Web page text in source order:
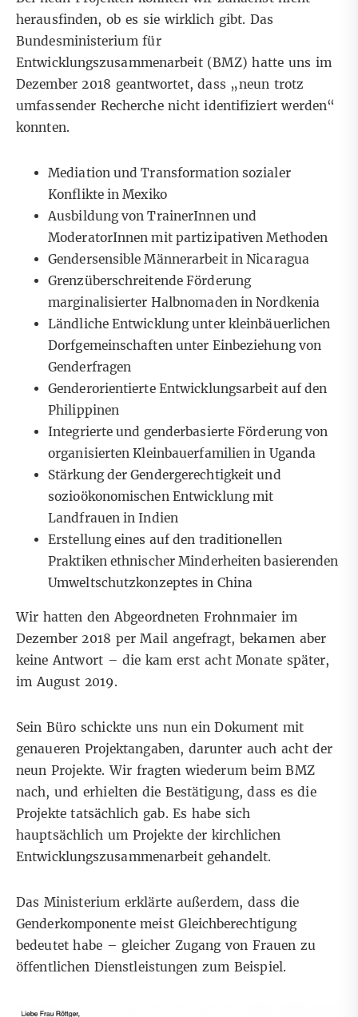
herausfinden, ob es sie wirklich gibt. Das
Bundesministerium für
Entwicklungszusammenarbeit (BMZ) hatte uns im
Dezember 2018 geantwortet, dass „neun trotz
umfassender Recherche nicht identifiziert werden“
konnten.
Mediation und Transformation sozialer
Konflikte in Mexiko
Ausbildung von TrainerInnen und
ModeratorInnen mit partizipativen Methoden
Gendersensible Männerarbeit in Nicaragua
Grenzüberschreitende Förderung
marginalisierter Halbnomaden in Nordkenia
Ländliche Entwicklung unter kleinbäuerlichen
Dorfgemeinschaften unter Einbeziehung von
Genderfragen
Genderorientierte Entwicklungsarbeit auf den
Philippinen
Integrierte und genderbasierte Förderung von
organisierten Kleinbauerfamilien in Uganda
Stärkung der Gendergerechtigkeit und
sozioökonomischen Entwicklung mit
Landfrauen in Indien
Erstellung eines auf den traditionellen
Praktiken ethnischer Minderheiten basierenden
Umweltschutzkonzeptes in China
Wir hatten den Abgeordneten Frohnmaier im
Dezember 2018 per Mail angefragt, bekamen aber
keine Antwort – die kam erst acht Monate später,
im August 2019.
Sein Büro schickte uns nun ein Dokument mit
genaueren Projektangaben, darunter auch acht der
neun Projekte. Wir fragten wiederum beim BMZ
nach, und erhielten die Bestätigung, dass es die
Projekte tatsächlich gab. Es habe sich
hauptsächlich um Projekte der kirchlichen
Entwicklungszusammenarbeit gehandelt.
Das Ministerium erklärte außerdem, dass die
Genderkomponente meist Gleichberechtigung
bedeutet habe – gleicher Zugang von Frauen zu
öffentlichen Dienstleistungen zum Beispiel.